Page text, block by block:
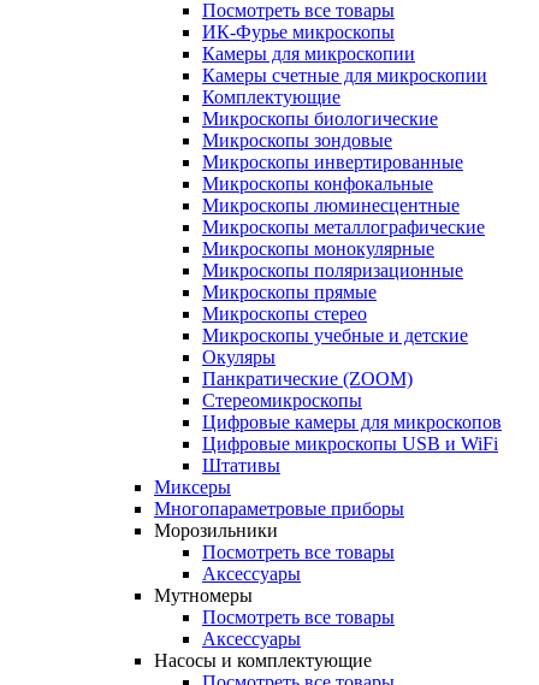
Посмотреть все товары
ИК-Фурье микроскопы
Камеры для микроскопии
Камеры счетные для микроскопии
Комплектующие
Микроскопы биологические
Микроскопы зондовые
Микроскопы инвертированные
Микроскопы конфокальные
Микроскопы люминесцентные
Микроскопы металлографические
Микроскопы монокулярные
Микроскопы поляризационные
Микроскопы прямые
Микроскопы стерео
Микроскопы учебные и детские
Окуляры
Панкратические (ZOOM)
Стереомикроскопы
Цифровые камеры для микроскопов
Цифровые микроскопы USB и WiFi
Штативы
Миксеры
Многопараметровые приборы
Морозильники
Посмотреть все товары
Аксессуары
Мутномеры
Посмотреть все товары
Аксессуары
Насосы и комплектующие